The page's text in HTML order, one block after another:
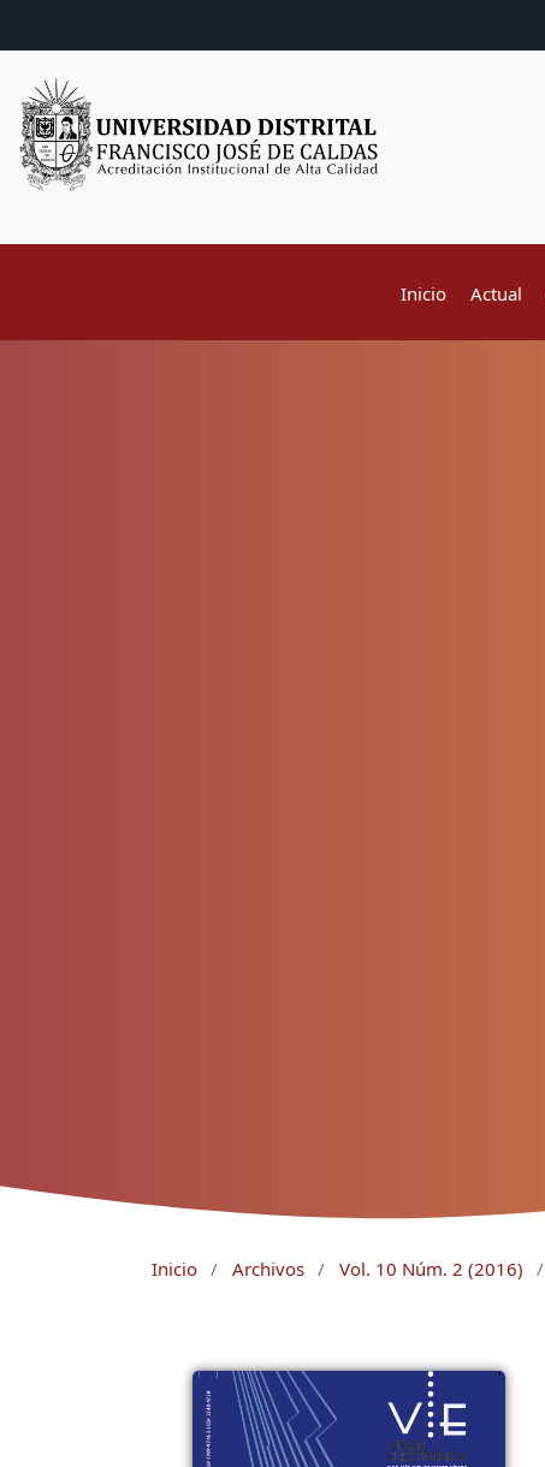
Inicio Actual
Inicio / Archivos / Vol. 10 Núm. 2 (2016) /